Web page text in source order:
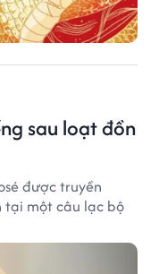
sau loạt đồn
được truyền
tại một câu lạc bộ